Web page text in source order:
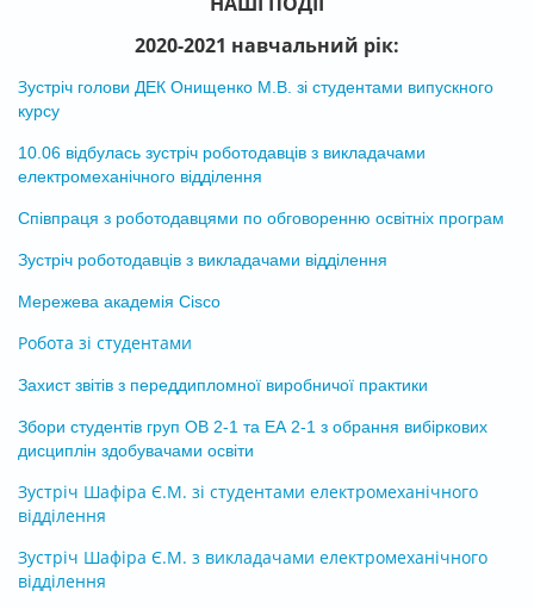
2020-2021 навчальний рік:
Зустріч голови ДЕК Онищенко М.В. зі студентами випускного
курсу
10.06 відбулась зустріч роботодавців з викладачами
електромеханічного відділення
Співпраця з роботодавцями по обговоренню освітніх програм
Зустріч роботодавців з викладачами відділення
Мережева академія Cisco
Робота зі студентами
Захист звітів з переддипломної виробничої практики
Збори студентів груп ОВ 2-1 та ЕА 2-1 з обрання вибіркових
дисциплін здобувачами освіти
Зустріч Шафіра Є.М. зі студентами електромеханічного
відділення
Зустріч Шафіра Є.М. з викладачами електромеханічного
відділення